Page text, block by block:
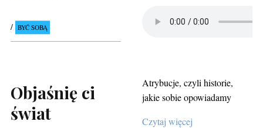
BYĆ SOBĄ
Atrybucje, czyli historie,
jakie sobie opowiadamy
Czytaj więcej
Objaśnię ci
świat